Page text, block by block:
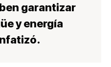
garantizar
y energía